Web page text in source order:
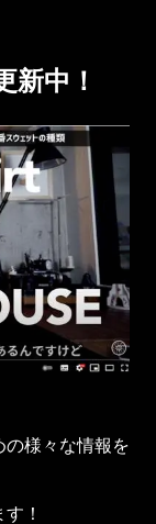
新中！
の様々な情報を
！